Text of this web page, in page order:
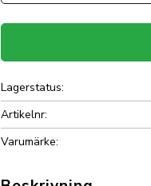
Lagerstatus
Artikelnr